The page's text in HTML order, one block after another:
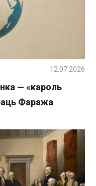
— «кароль
Фаража
12.07.2026